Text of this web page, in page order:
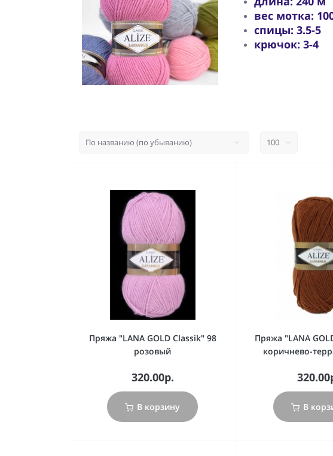
вес мотка:
спицы: 3.5-5
крючок: 3-4
Пряжа "LANA GOLD Classik" 98
розовый
320.00р.
В корзину
Пряжа "LANA
коричнево-
В